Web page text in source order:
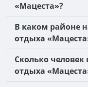
«Мацеста»?
В каком районе
отдыха
Сколько
отдыха